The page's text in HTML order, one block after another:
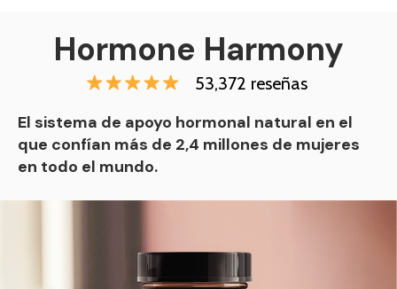
Hormone Harmony
53,372 reseñas
El sistema de apoyo hormonal natural en el
que confían más de 2,4 millones de mujeres
en todo el mundo.